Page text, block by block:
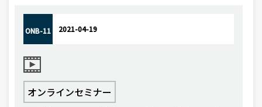
ONB-11 2021-04-19
オンラインセミナー